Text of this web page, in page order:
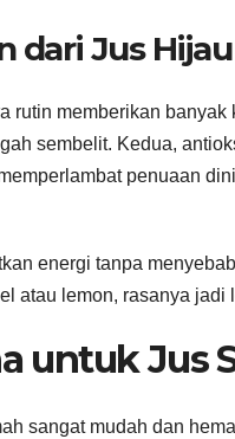
dari Jus Hijau
rutin memberikan
sembelit. Kedua,
penuaan
energi tanpa
atau lemon, rasanya
untuk Jus
sangat mudah dan